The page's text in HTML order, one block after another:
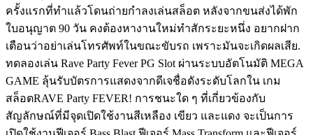
ครั้งแรกที่ทำแล้วโดนถ่ายกำลงเล่นสล็อต หลังจากขนส่งได้พัก
ใบอนุญาต 90 วัน คงต้องหางานใหม่ทำสักระยะหนึ่ง อยากฝาก
เตือนว่าอย่าเล่นโทรศัพท์ในขณะขับรถ เพราะมันจะเกิดผลเสีย.
ทดลองเล่น Rave Party Fever PG Slot ผ่านระบบอัตโนมัติ MEGA
GAME ลุ้นรับบัตรการแสดงจากดีเจชื่อดังระดับโลกใน เกม
สล็อตRAVE Party FEVER! การชนะใด ๆ ที่เกี่ยวข้องกับ
สัญลักษณ์ที่มีจุดเปิดใช้งานสีเหลือง เขียว และแดง จะเป็นการ